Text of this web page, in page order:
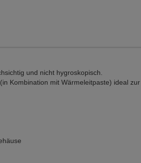
und nicht hygroskopisch.
Kombination mit Wärmeleitpaste) ideal